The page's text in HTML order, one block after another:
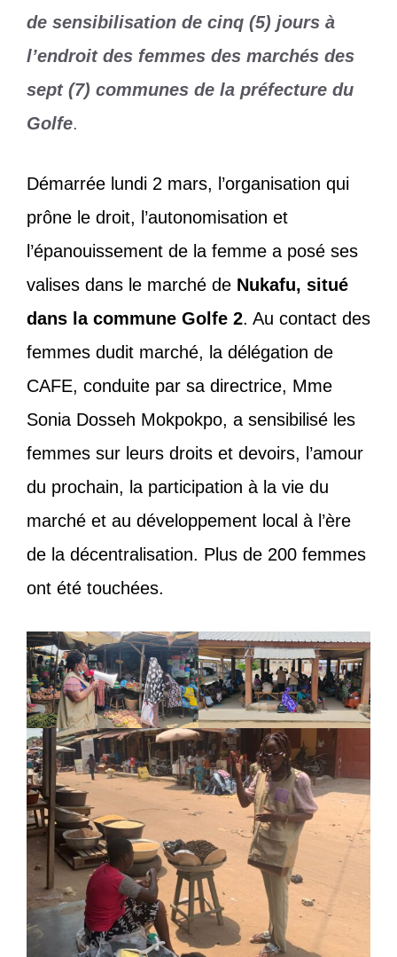
de sensibilisation de cinq (5) jours à
l’endroit des femmes des marchés des
sept (7) communes de la préfecture du
Golfe.
Démarrée lundi 2 mars, l’organisation qui
prône le droit, l’autonomisation et
l’épanouissement de la femme a posé ses
valises dans le marché de Nukafu, situé
dans la commune Golfe 2. Au contact des
femmes dudit marché, la délégation de
CAFE, conduite par sa directrice, Mme
Sonia Dosseh Mokpokpo, a sensibilisé les
femmes sur leurs droits et devoirs, l’amour
du prochain, la participation à la vie du
marché et au développement local à l’ère
de la décentralisation. Plus de 200 femmes
ont été touchées.